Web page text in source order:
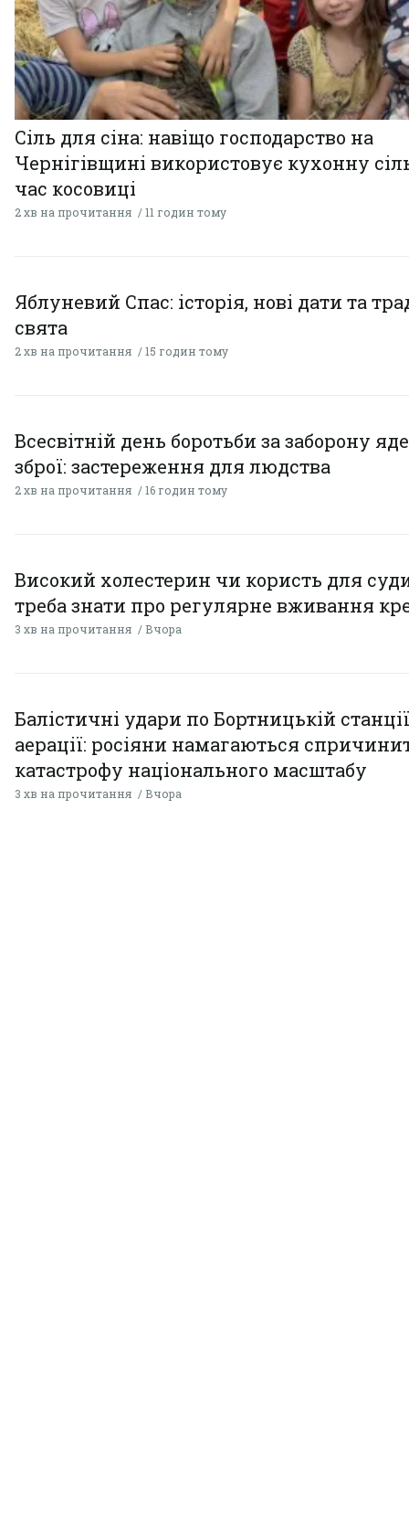
Сіль для сіна: навіщо господарство на
Чернігівщині використовує кухонну
час косовиці
2 хв на прочитання 11 годин тому
Яблуневий Спас: історія, нові дати та
свята
2 хв на прочитання 15 годин тому
Всесвітній день боротьби за заборону
зброї: застереження для людства
2 хв на прочитання 16 годин тому
Високий холестерин чи користь для
треба знати про регулярне вживання
3 хв на прочитання Вчора
Балістичні удари по Бортницькій станції
аерації: росіяни намагаються
катастрофу національного масштабу
3 хв на прочитання Вчора